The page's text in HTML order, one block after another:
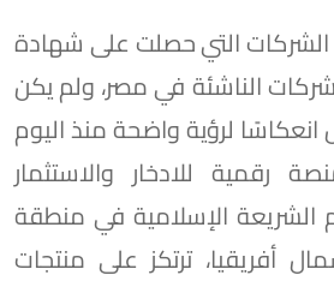
الشركات التي حصلت على شهادة
الناشئة في مصر، ولم يكن
لرؤية واضحة منذ اليوم
رقمية للادخار والاستثمار
الشريعة الإسلامية في منطقة
أفريقيا، ترتكز على منتجات